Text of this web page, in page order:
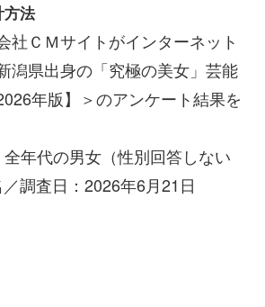
方法
社ＣＭサイトがインターネット
潟県出身の「究極の美女」芸能
年版】＞のアンケート結果を
年代の男女（性別回答しない
調査日：2026年6月21日